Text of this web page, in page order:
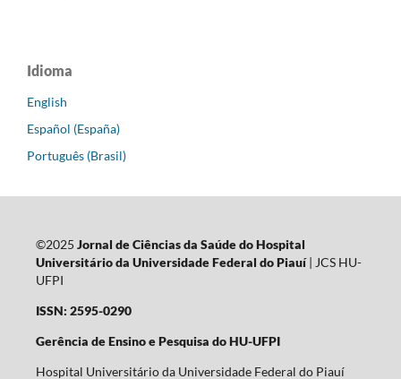
Idioma
English
Español (España)
Português (Brasil)
©2025 Jornal de Ciências da Saúde do Hospital
Universitário da Universidade Federal do Piauí| JCS HU-
UFPI
ISSN: 2595-0290
Gerência de Ensino e Pesquisa do HU-UFPI
Hospital Universitário da Universidade Federal do Piauí